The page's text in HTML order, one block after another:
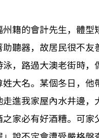
籍的會計先生，體
聽器，故居民很不友
，路過大澳老街時，
大名。某個冬日，他
進我家屋內水井邊，
家必有好酒糟。可家